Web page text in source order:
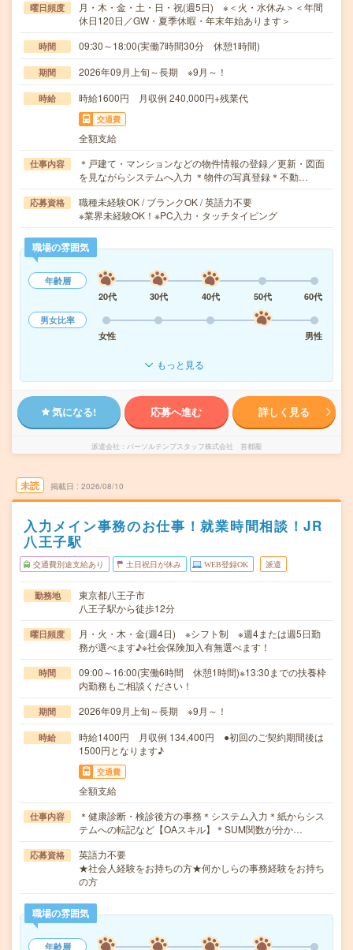
曜日頻度
月・木・金・土・日・祝(週5日) ※＜火・水休み＞＜年間
休日120日／GW・夏季休暇・年末年始あります＞
時間 09:30～18:00(実働7時間30分 休憩1時間)
期間 2026年09月上旬～長期 ※9月～！
時給 時給1600円 月収例 240,000円+残業代
交通費
全額支給
仕事内容
＊戸建て・マンションなどの物件情報の登録／更新・図面
を見ながらシステムへ入力 ＊物件の写真登録＊不動…
応募資格
職種未経験OK / ブランクOK / 英語力不要
※業界未経験OK！※PC入力・タッチタイピング
職場の雰囲気
年齢層
20代
30代 40代 50代
60代
男女比率
女性
男性
もっと見る
気になる! 応募へ進む 詳しく見る
派遣会社 パーソルテンプスタッフ株式会社 首都圏
未読 掲載日 2026/08/10
入力メイン事務のお仕事！就業時間相談！JR
八王子駅
交通費別途支給あり 土日祝日が休み WEB登録OK 派遣
勤務地
東京都八王子市
八王子駅から徒歩12分
曜日頻度
月・火・木・金(週4日) ※シフト制 ※週4または週5日勤
務が選べます♪※社会保険加入有無選べます！
時間
09:00～16:00(実働6時間 休憩1時間)※13:30までの扶養枠
内勤務もご相談ください！
期間 2026年09月上旬～長期 ※9月～！
時給
時給1400円 月収例 134,400円 ●初回のご契約期間後は
1500円となります♪
交通費
全額支給
仕事内容
＊健康診断・検診後方の事務＊システム入力＊紙からシス
テムへの転記など【OAスキル】＊SUM関数が分か…
応募資格
英語力不要
★社会人経験をお持ちの方★何かしらの事務経験をお持ち
の方
職場の雰囲気
年齢層